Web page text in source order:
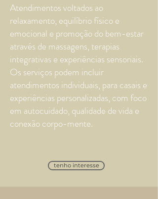
Atendimentos voltados ao
relaxamento, equilíbrio físico e
emocional e promoção do bem-estar
através de massagens, terapias
integrativas e experiências sensoriais.
Os serviços podem incluir
atendimentos individuais, para casais e
experiências personalizadas, com foco
em autocuidado, qualidade de vida e
conexão corpo-mente.
tenho interesse